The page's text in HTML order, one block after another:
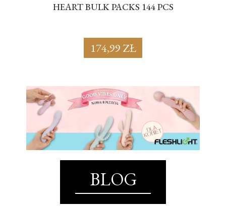
HEART BULK PACKS 144 PCS
174,99 ZŁ
BLOG